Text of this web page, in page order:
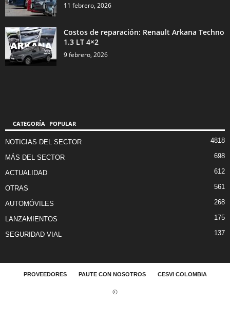
11 febrero, 2026
Costos de reparación: Renault Arkana Techno
1.3 LT 4×2
9 febrero, 2026
CATEGORÍA POPULAR
NOTICIAS DEL SECTOR 4818
MÁS DEL SECTOR 698
ACTUALIDAD 612
OTRAS 561
AUTOMÓVILES 268
LANZAMIENTOS 175
SEGURIDAD VIAL 137
PROVEEDORES PAUTE CON NOSOTROS CESVI COLOMBIA
©